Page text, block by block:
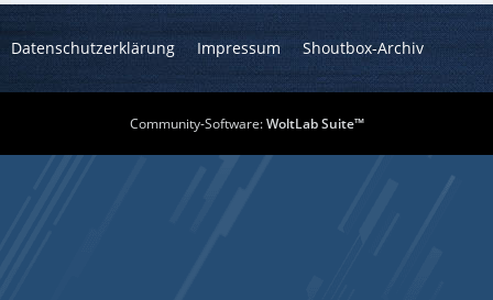
Datenschutzerklärung Impressum Shoutbox-Archiv
Community-Software:WoltLab Suite™